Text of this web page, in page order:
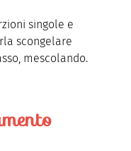
singole e
scongelare
mescolando.